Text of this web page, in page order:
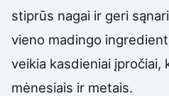
stiprūs nagai ir geri
vieno madingo
veikia kasdieniai įpročiai,
mėnesiais ir metais.